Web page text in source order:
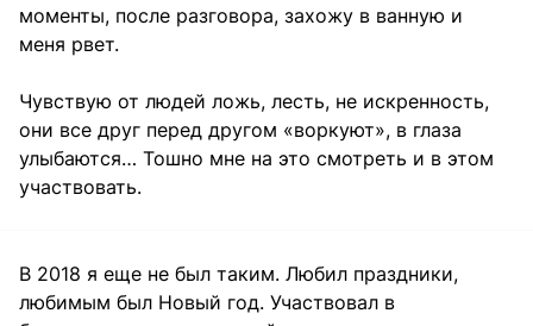
моменты, после разговора, захожу в ванную и
меня рвет.
Чувствую от людей ложь, лесть, не искренность,
они все друг перед другом «воркуют», в глаза
улыбаются… Тошно мне на это смотреть и в этом
участвовать.
В 2018 я еще не был таким. Любил праздники,
любимым был Новый год. Участвовал в